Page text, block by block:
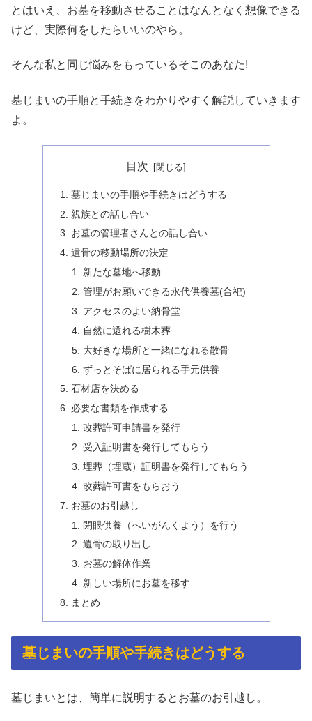
とはいえ、お墓を移動させることはなんとなく想像できる
けど、実際何をしたらいいのやら。
そんな私と同じ悩みをもっているそこのあなた!
墓じまいの手順と手続きをわかりやすく解説していきます
よ。
目次
墓じまいの手順や手続きはどうする
親族との話し合い
お墓の管理者さんとの話し合い
遺骨の移動場所の決定
新たな墓地へ移動
管理がお願いできる永代供養墓(合祀)
アクセスのよい納骨堂
自然に還れる樹木葬
大好きな場所と一緒になれる散骨
ずっとそばに居られる手元供養
石材店を決める
必要な書類を作成する
改葬許可申請書を発行
受入証明書を発行してもらう
埋葬（埋蔵）証明書を発行してもらう
改葬許可書をもらおう
お墓のお引越し
閉眼供養（へいがんくよう）を行う
遺骨の取り出し
お墓の解体作業
新しい場所にお墓を移す
まとめ
墓じまいの手順や手続きはどうする
墓じまいとは、簡単に説明するとお墓のお引越し。